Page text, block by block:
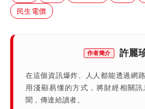
民生電價
作者簡介 許麗
在這個資訊爆炸、人人都能透過網
用淺顯易懂的方式，將財經相關
聞，傳達給讀者。